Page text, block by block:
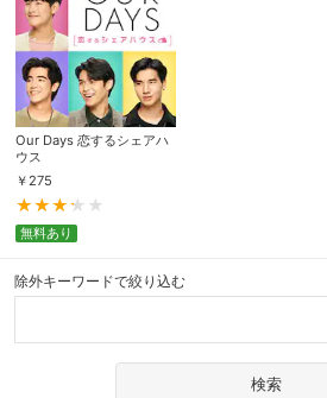
Our Days 恋するシェアハ
ウス
￥ 275
無料あり
除外キーワードで絞り込む